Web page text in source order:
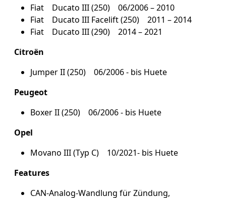
Fiat Ducato III (250) 06/2006 – 2010
Fiat Ducato III Facelift (250) 2011 – 2014
Fiat Ducato III (290) 2014 – 2021
Citroën
Jumper II (250) 06/2006 - bis Huete
Peugeot
Boxer II (250) 06/2006 - bis Huete
Opel
Movano III (Typ C) 10/2021- bis Huete
Features
CAN-Analog-Wandlung für Zündung,